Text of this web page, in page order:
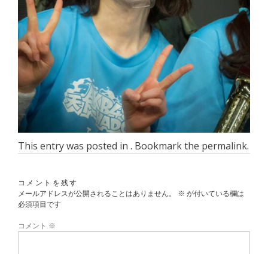
This entry was posted in . Bookmark the permalink.
コメントを残す
メールアドレスが公開されることはありません。
※ が付いている欄は
必須項目です
コメント ※